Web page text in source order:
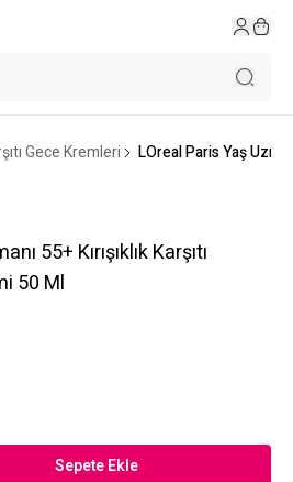
Gece Kremleri LOreal Paris Yaş
55+ Kırışıklık Karşıtı
50 Ml
Sepete Ekle